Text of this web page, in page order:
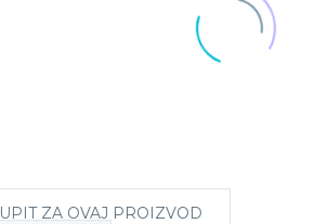
UPIT ZA OVAJ PROIZVOD